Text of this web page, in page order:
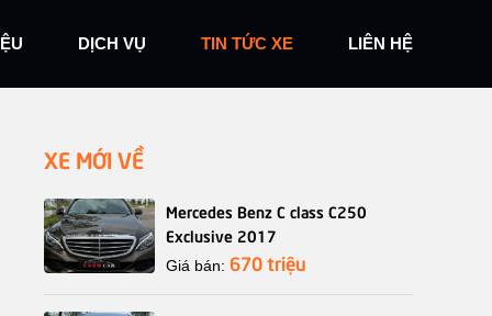
DỊCH VỤ TIN TỨC XE LIÊN HỆ
XE MỚI VỀ
Mercedes Benz C class C250
Exclusive 2017
Giá bán: 670 triệu